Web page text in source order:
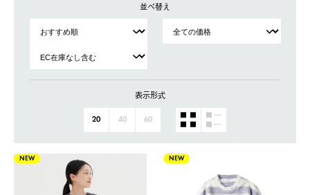
並べ替え
表示形式
20 40 60
NEW NEW